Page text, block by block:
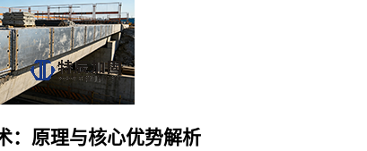
：原理与核心优势解析